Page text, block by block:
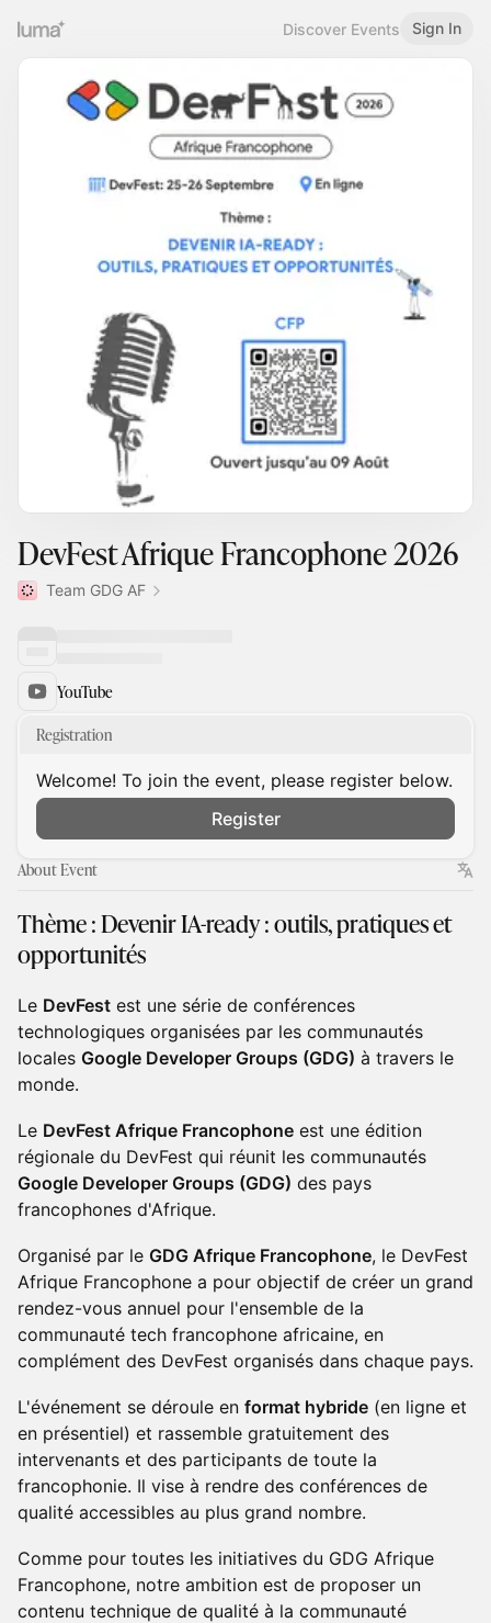
Discover Events Sign In
DevFest Afrique Francophone 2026
Team GDG AF
YouTube
Registration
Welcome! To join the event, please register below.
Register
About Event
Thème : Devenir IA-ready : outils, pratiques et
opportunités
Le DevFest est une série de conférences
technologiques organisées par les communautés
locales Google Developer Groups (GDG) à travers le
monde.
Le DevFest Afrique Francophone est une édition
régionale du DevFest qui réunit les communautés
Google Developer Groups (GDG) des pays
francophones d'Afrique.
Organisé par le GDG Afrique Francophone, le DevFest
Afrique Francophone a pour objectif de créer un grand
rendez-vous annuel pour l'ensemble de la
communauté tech francophone africaine, en
complément des DevFest organisés dans chaque pays.
L'événement se déroule en format hybride (en ligne et
en présentiel) et rassemble gratuitement des
intervenants et des participants de toute la
francophonie. Il vise à rendre des conférences de
qualité accessibles au plus grand nombre.
Comme pour toutes les initiatives du GDG Afrique
Francophone, notre ambition est de proposer un
contenu technique de qualité à la communauté